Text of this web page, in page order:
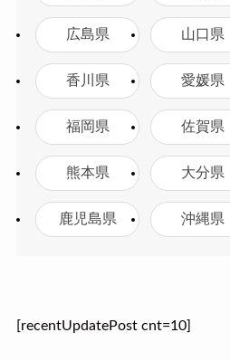
広島県 山口県
香川県 愛媛県
福岡県 佐賀県
熊本県 大分県
鹿児島県 沖縄県
[recentUpdatePost cnt=10]